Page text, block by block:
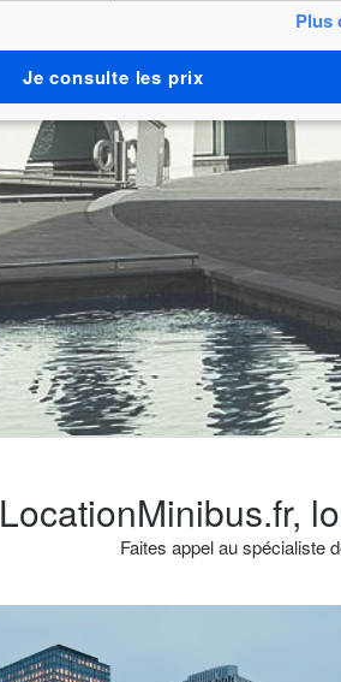
Plus
Je consulte les prix
LocationMinibus.fr,
Faites appel au spécialiste